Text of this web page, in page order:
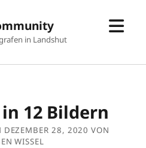
in Landshut
12 Bildern
DEZEMBER 28, 2020 VON
WISSEL